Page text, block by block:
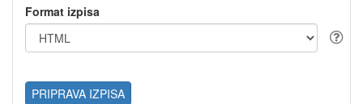
Format izpisa
PRIPRAVA IZPISA